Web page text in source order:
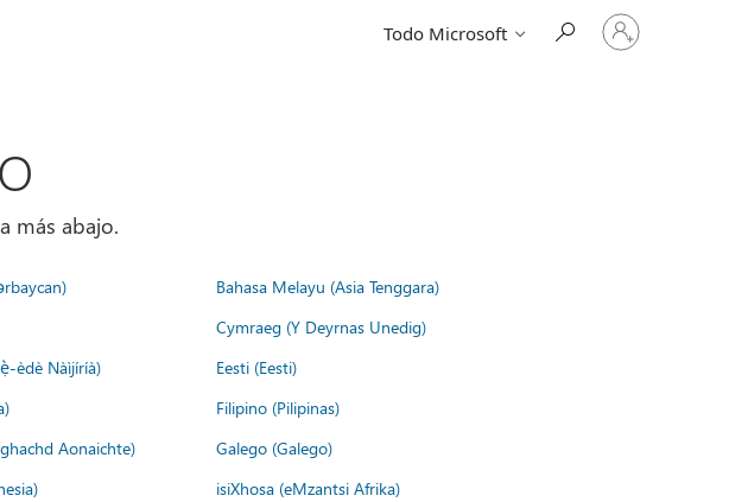
Todo Microsoft
Iniciar
sesión
más abajo.
Bahasa Melayu (Asia Tenggara)
Cymraeg (Y Deyrnas Unedig)
èdè Nàìjíríà)
Eesti (Eesti)
Filipino (Pilipinas)
Aonaichte)
Galego (Galego)
isiXhosa (eMzantsi Afrika)